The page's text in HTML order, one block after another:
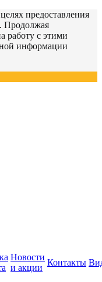
предоставления
Продолжая
работу с этими
информации
Новости
и акции
Контакты